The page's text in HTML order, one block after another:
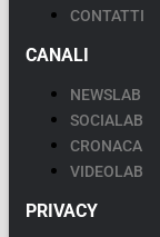
CONTATTI
CANALI
NEWSLAB
SOCIALAB
CRONACA
VIDEOLAB
PRIVACY